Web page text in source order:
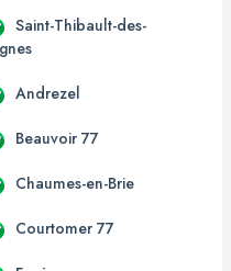
Saint-Thibault-des-
Andrezel
Beauvoir 77
Chaumes-en-Brie
Courtomer 77